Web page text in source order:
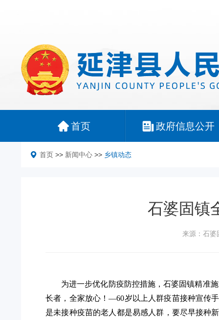
首页 政府信息公开
首页 >> 新闻中心 >> 乡镇动态
石婆固镇
来源：石婆
为进一步优化防疫防控措施，石婆固镇精准
长者，全家放心！—60岁以上人群疫苗接种宣传
是未接种疫苗的老人都是易感人群，要尽早接种